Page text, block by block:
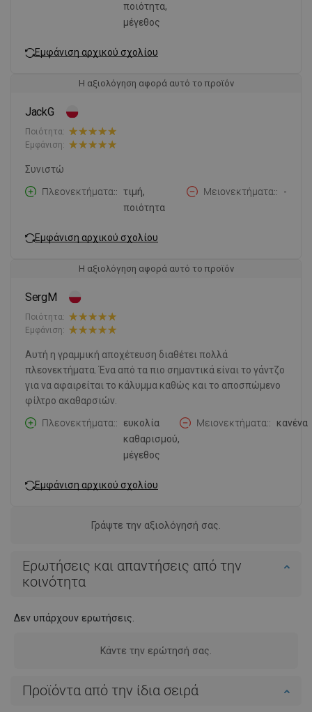
ποιότητα,
μέγεθος
Εμφάνιση αρχικού σχολίου
Η αξιολόγηση αφορά αυτό το προϊόν
JackG
Ποιότητα:
Εμφάνιση:
Συνιστώ
Πλεονεκτήματα:
τιμή,
ποιότητα
Μειονεκτήματα: -
Εμφάνιση αρχικού σχολίου
Η αξιολόγηση αφορά αυτό το προϊόν
SergM
Ποιότητα:
Εμφάνιση:
Αυτή η γραμμική αποχέτευση διαθέτει πολλά
πλεονεκτήματα. Ένα από τα πιο σημαντικά είναι το γάντζο
για να αφαιρείται το κάλυμμα καθώς και το αποσπώμενο
φίλτρο ακαθαρσιών.
Πλεονεκτήματα:
ευκολία
καθαρισμού,
μέγεθος
Μειονεκτήματα: κανένα
Εμφάνιση αρχικού σχολίου
Γράψτε την αξιολόγησή σας.
Ερωτήσεις και απαντήσεις από την
κοινότητα
Δεν υπάρχουν ερωτήσεις.
Κάντε την ερώτησή σας.
Προϊόντα από την ίδια σειρά